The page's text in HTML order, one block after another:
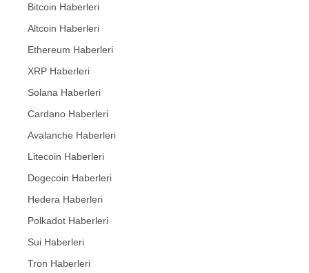
Bitcoin Haberleri
Altcoin Haberleri
Ethereum Haberleri
XRP Haberleri
Solana Haberleri
Cardano Haberleri
Avalanche Haberleri
Litecoin Haberleri
Dogecoin Haberleri
Hedera Haberleri
Polkadot Haberleri
Sui Haberleri
Tron Haberleri